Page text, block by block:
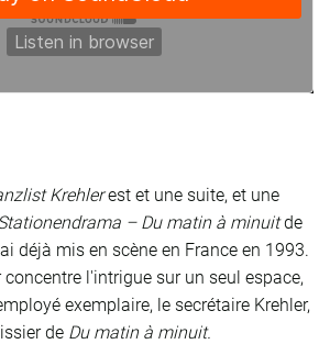
Krehlerest et une suite, et une
– Du matin à minuitde
déjà mis en scène en France en 1993.
concentre l'intrigue sur un seul espace,
exemplaire, le secrétaire Krehler,
de Du matin à minuit.